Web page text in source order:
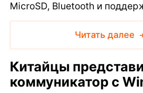
MicroSD, Bluetooth и
Читать далее
Китайцы
коммуникатор с